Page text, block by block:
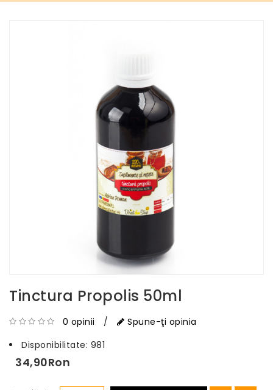
Tinctura Propolis 50ml
0 opinii /
Spune-ţi opinia
Disponibilitate: 981
34,90Ron